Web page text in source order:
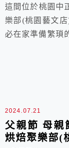
這間位於桃園中
樂部(桃園藝文
必在家準備繁瑣
糕、生日慶祝蛋
2024.07.21
父親節 母親
烘焙聚樂部(